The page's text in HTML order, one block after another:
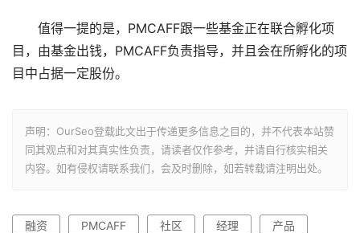
值得一提的是，PMCAFF跟一些基金正在联合孵化项
目，由基金出钱，PMCAFF负责指导，并且会在所孵化的项
目中占据一定股份。
声明：OurSeo登载此文出于传递更多信息之目的，并不代表本站赞
同其观点和对其真实性负责，请读者仅作参考，并请自行核实相关
内容。如有侵权请联系我们，会及时删除，如若转载请注明出处。
融资 PMCAFF 社区 经理
产品